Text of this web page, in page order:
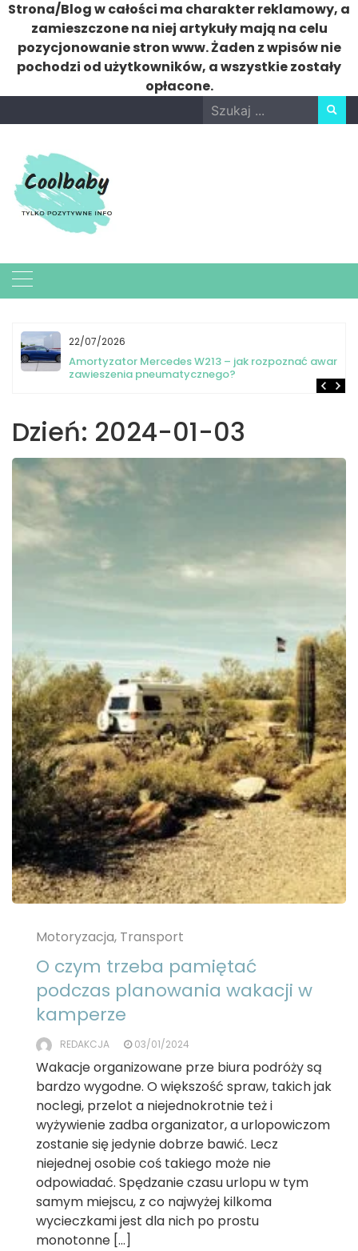
Strona/Blog w całości ma charakter reklamowy, a
zamieszczone na niej artykuły mają na celu
pozycjonowanie stron www. Żaden z wpisów nie
pochodzi od użytkowników, a wszystkie zostały
opłacone.
to
Search
for:
22/07/2026
Amortyzator Mercedes W213 – jak rozpoznać awarię
zawieszenia pneumatycznego?
Dzień: 2024-01-03
Motoryzacja, Transport
O czym trzeba pamiętać
podczas planowania wakacji w
kamperze
REDAKCJA 03/01/2024
Wakacje organizowane prze biura podróży są
bardzo wygodne. O większość spraw, takich jak
noclegi, przelot a niejednokrotnie też i
wyżywienie zadba organizator, a urlopowiczom
zostanie się jedynie dobrze bawić. Lecz
niejednej osobie coś takiego może nie
odpowiadać. Spędzanie czasu urlopu w tym
samym miejscu, z co najwyżej kilkoma
wycieczkami jest dla nich po prostu
monotonne […]